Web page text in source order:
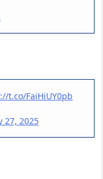
t.co/FaiHiUY0pb
27, 2025